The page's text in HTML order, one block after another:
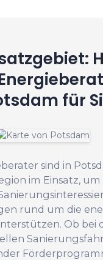
für
sind in
im Einsatz,
rund um die
Ob bei